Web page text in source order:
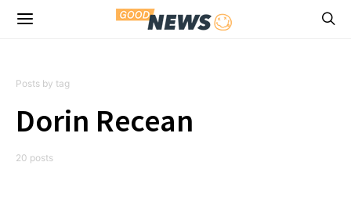
Posts by tag
Dorin Recean
20 posts